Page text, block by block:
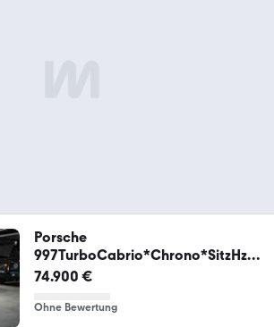
Porsche
997TurboCabrio*Chrono*SitzHz*
Camera
74.900 €
Ohne Bewertung